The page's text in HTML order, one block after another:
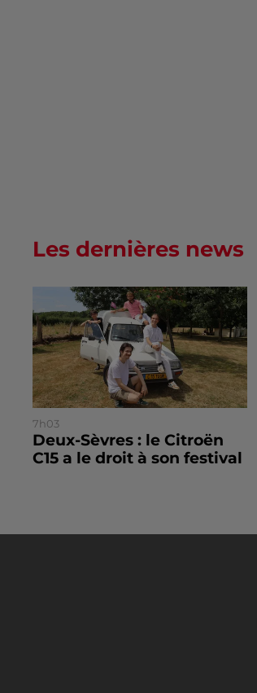
Les dernières news
7h03
Deux-Sèvres : le Citroën
C15 a le droit à son festival